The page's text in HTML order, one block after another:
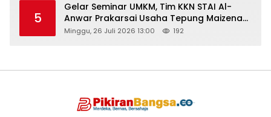
5
Gelar Seminar UMKM, Tim KKN STAI Al-
Anwar Prakarsai Usaha Tepung Maizena
di Logung
Minggu, 26 Juli 2026 13:00 192